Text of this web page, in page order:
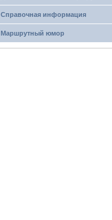
Справочная информация
Маршрутный юмор